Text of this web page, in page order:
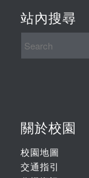
站內搜尋
關於校園
校園地圖
交通指引